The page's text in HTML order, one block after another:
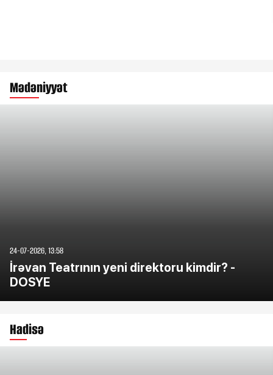
Mədəniyyət
24-07-2026, 13:58
İrəvan Teatrının yeni direktoru kimdir? -
DOSYE
Hadisə